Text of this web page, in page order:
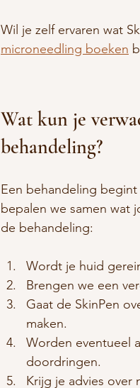
Wil je zelf ervaren wat
microneedling boeken
Wat kun je
behandeling?
Een behandeling
bepalen we samen wat
de behandeling:
Wordt je huid
Brengen we een
Gaat de SkinPen
maken.
Worden eventueel
doordringen.
Krijg je advies over